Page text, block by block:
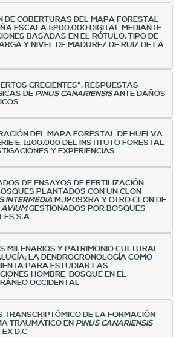
DE COBERTURAS DEL MAPA FORESTAL
ESCALA 1:200.000 DIGITAL MEDIANTE
BASADAS EN EL RÓTULO, TIPO DE
Y NIVEL DE MADUREZ DE RUIZ DE LA
CRECIENTES": RESPUESTAS
DEPINUS CANARIENSISANTE DAÑOS
DEL MAPA FORESTAL DE HUELVA
E. 1:100.000 DEL INSTITUTO FORESTAL
Y EXPERIENCIAS
DE ENSAYOS DE FERTILIZACIÓN
PLANTADOS CON UN CLON
INTERMEDIAMJ209XRA Y OTRO CLON DE
AVIUMGESTIONADOS POR BOSQUES
S.A
MILENARIOS Y PATRIMONIO CULTURAL
LA DENDROCRONOLOGÍA COMO
PARA ESTUDIAR LAS
HOMBRE-BOSQUE EN EL
OCCIDENTAL
TRANSCRIPTÓMICO DE LA FORMACIÓN
TRAUMÁTICO ENPINUS CANARIENSIS
EX D.C